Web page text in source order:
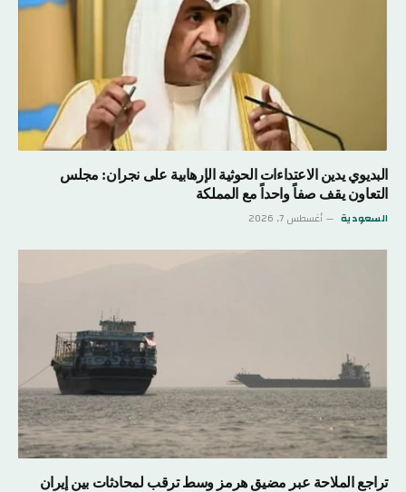
البديوي يدين الاعتداءات الحوثية الإرهابية على نجران: مجلس
التعاون يقف صفاً واحداً مع المملكة
السعودية أغسطس 7, 2026
تراجع الملاحة عبر مضيق هرمز وسط ترقب لمحادثات بين إيران